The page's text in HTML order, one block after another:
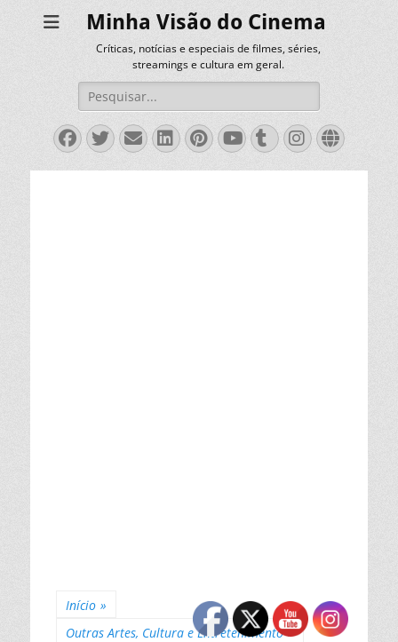
Minha Visão do Cinema
Críticas, notícias e especiais de filmes, séries,
streamings e cultura em geral.
Pesquisar
por:
Facebook
Twitter
EmailLinkedIn
Pinterest
YouTube
Tumblr
Início »
Outras Artes, Cultura e Entretenimento »